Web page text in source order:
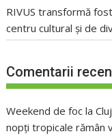
RIVUS transformă
centru cultural și de
Comentarii
Weekend de foc la
nopți tropicale rămân